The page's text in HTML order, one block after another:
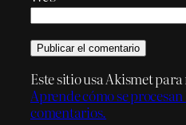
Este sitio usa Akismet
Aprende cómo se
comentarios.